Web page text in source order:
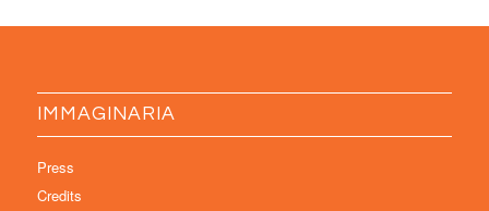
IMMAGINARIA
Press
Credits